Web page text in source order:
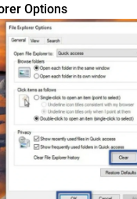
Options